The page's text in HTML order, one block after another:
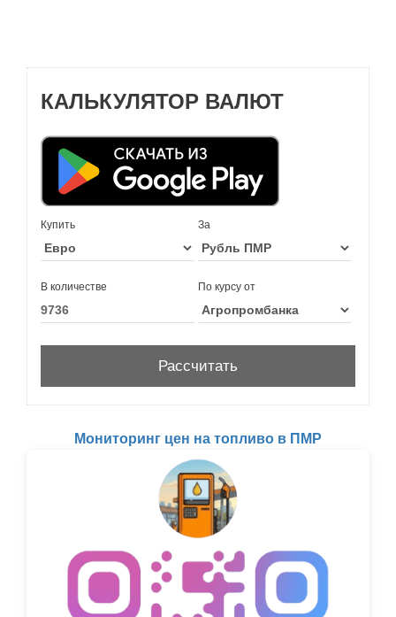
КАЛЬКУЛЯТОР ВАЛЮТ
Купить За
В количестве По курсу от
Мониторинг цен на топливо в ПМР